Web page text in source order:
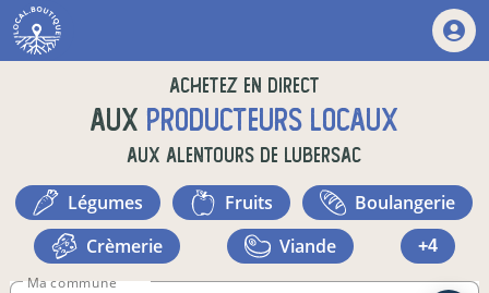
Achetez en direct
auxproducteurs locaux
aux alentours de Lubersac
légumes fruits
boulangerie
crèmerie
viande +4
Ma commune